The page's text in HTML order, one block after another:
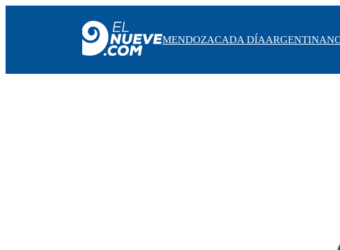
MENDOZACADA DÍAARGENTINA